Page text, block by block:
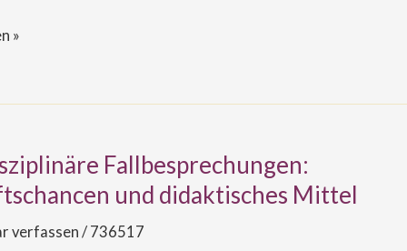
»
Fallbesprechungen:
und didaktisches Mittel
verfassen/ 736517